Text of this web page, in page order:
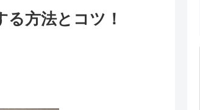
方法とコツ！